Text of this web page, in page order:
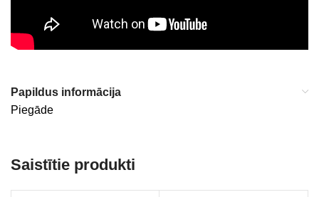
Papildus informācija
Piegāde
Saistītie produkti